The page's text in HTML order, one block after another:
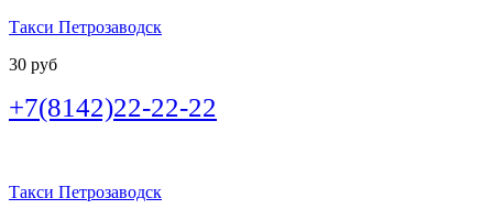
Такси Петрозаводск
30 руб
+7(8142)22-22-22
Такси Петрозаводск